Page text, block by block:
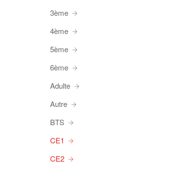
3ème
4ème
5ème
6ème
Adulte
Autre
BTS
CE1
CE2